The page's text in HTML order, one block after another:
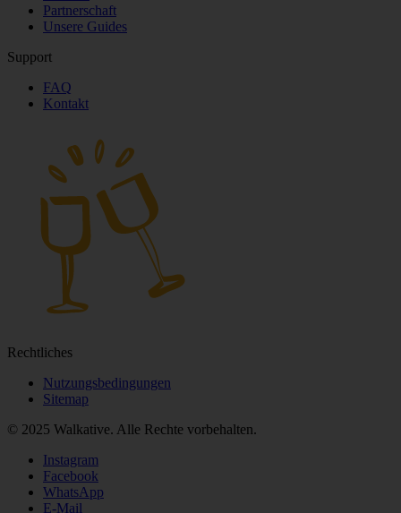
Partnerschaft
Unsere Guides
Support
FAQ
Kontakt
Rechtliches
Nutzungsbedingungen
Sitemap
© 2025 Walkative. Alle Rechte vorbehalten.
Instagram
Facebook
WhatsApp
E‑Mail